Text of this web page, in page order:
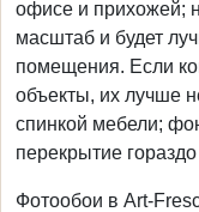
офисе и прихожей;
масштаб и будет
помещения. Если
объекты, их лучше
спинкой мебели;
перекрытие
Фотообои в Art-